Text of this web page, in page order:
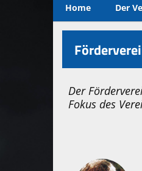
Home Der
Der
Fokus des